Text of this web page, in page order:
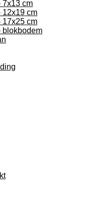
7x13 cm
12x19 cm
17x25 cm
blokbodem